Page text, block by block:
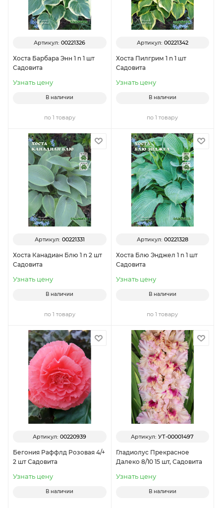
Артикул:00221326
Хоста Барбара Энн 1 n 1 шт
Садовита
Узнать цену
В наличии
по 1 товару
Артикул: 00221342
Хоста Пилгрим 1 n 1 шт
Садовита
Узнать цену
В наличии
по 1 товару
Артикул: 00221331
Хоста Канадиан Блю 1 n 2 шт
Садовита
Узнать цену
В наличии
по 1 товару
Артикул: 00221328
Хоста Блю Энджел 1 n 1 шт
Садовита
Узнать цену
В наличии
по 1 товару
Артикул:00220939
Бегония Раффлд Розовая 4/+
2 шт Садовита
Узнать цену
В наличии
Артикул:УТ-00001497
Гладиолус Прекрасное
Далеко 8/10 15 шт, Садовита
Узнать цену
В наличии